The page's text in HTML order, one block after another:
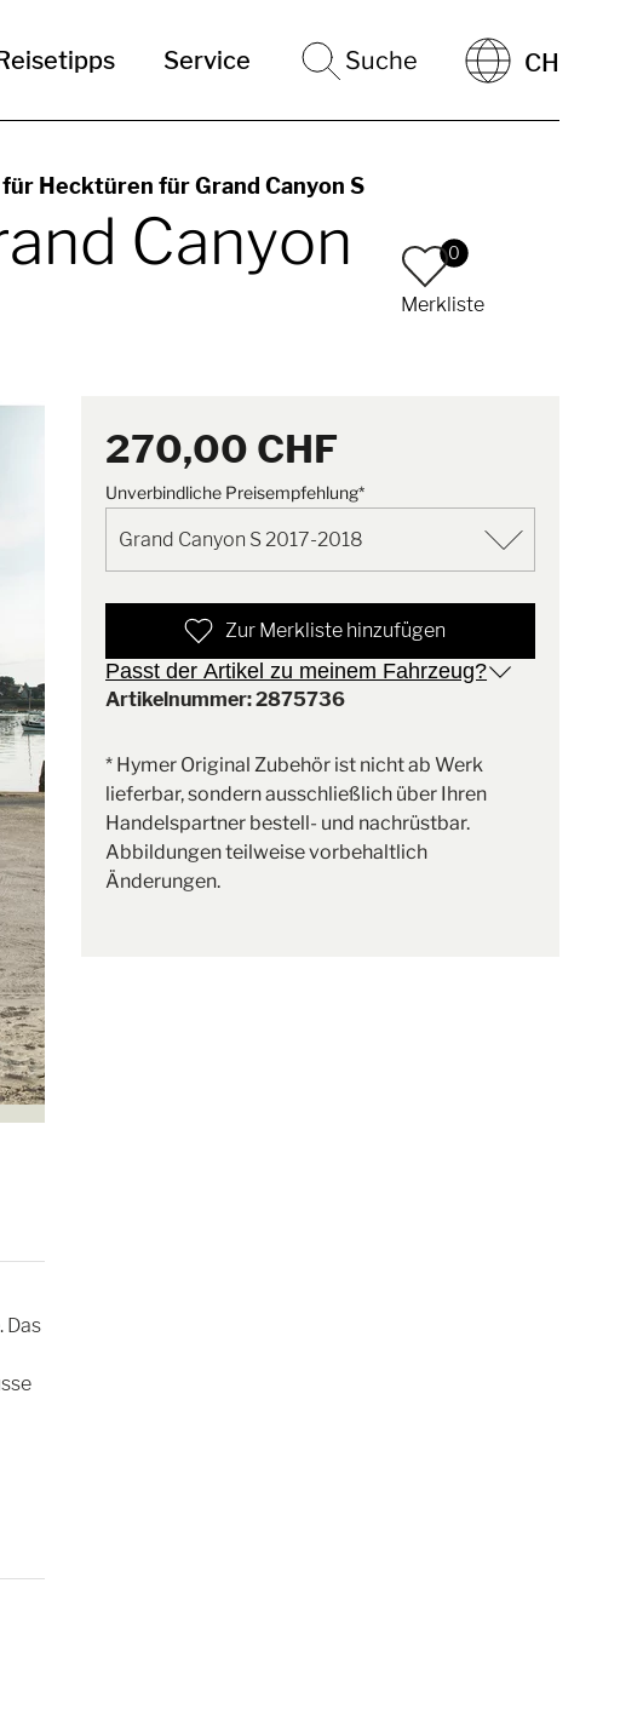
Service Suche CH
Hecktüren für Grand Canyon S
Canyon
0
Merkliste
Das
270,00 CHF
Unverbindliche Preisempfehlung*
Zur Merkliste hinzufügen
Passt der Artikel zu meinem Fahrzeug?
Artikelnummer: 2875736
* Hymer Original Zubehör ist nicht ab Werk
lieferbar, sondern ausschließlich über Ihren
Handelspartner bestell- und nachrüstbar.
Abbildungen teilweise vorbehaltlich
Änderungen.